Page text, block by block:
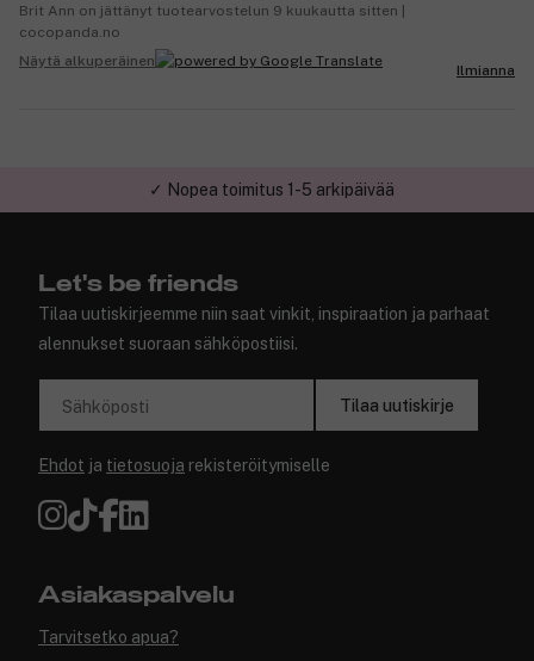
Brit Ann on jättänyt tuotearvostelun 9 kuukautta sitten |
cocopanda.no
Näytä alkuperäinen
Ilmianna
✓ Nopea toimitus 1-5 arkipäivää
Let's be friends
Tilaa uutiskirjeemme niin saat vinkit, inspiraation ja parhaat
alennukset suoraan sähköpostiisi.
Sähköposti Tilaa uutiskirje
Ehdot ja tietosuoja rekisteröitymiselle
Asiakaspalvelu
Tarvitsetko apua?